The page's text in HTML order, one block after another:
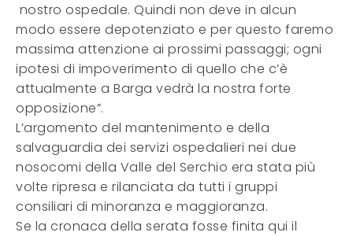
nostro ospedale. Quindi non deve in alcun
modo essere depotenziato e per questo faremo
massima attenzione ai prossimi passaggi; ogni
ipotesi di impoverimento di quello che c’è
attualmente a Barga vedrà la nostra forte
opposizione”.
L’argomento del mantenimento e della
salvaguardia dei servizi ospedalieri nei due
nosocomi della Valle del Serchio era stata più
volte ripresa e rilanciata da tutti i gruppi
consiliari di minoranza e maggioranza.
Se la cronaca della serata fosse finita qui il